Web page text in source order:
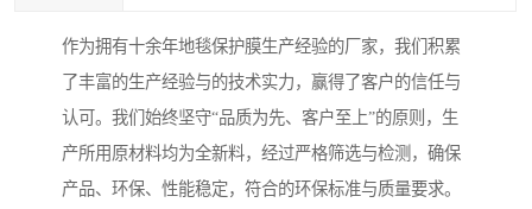
作为拥有十余年地毯保护膜生产经验的厂家，我们积累
了丰富的生产经验与的技术实力，赢得了客户的信任与
认可。我们始终坚守“品质为先、客户至上”的原则，生
产所用原材料均为全新料，经过严格筛选与检测，确保
产品、环保、性能稳定，符合的环保标准与质量要求。